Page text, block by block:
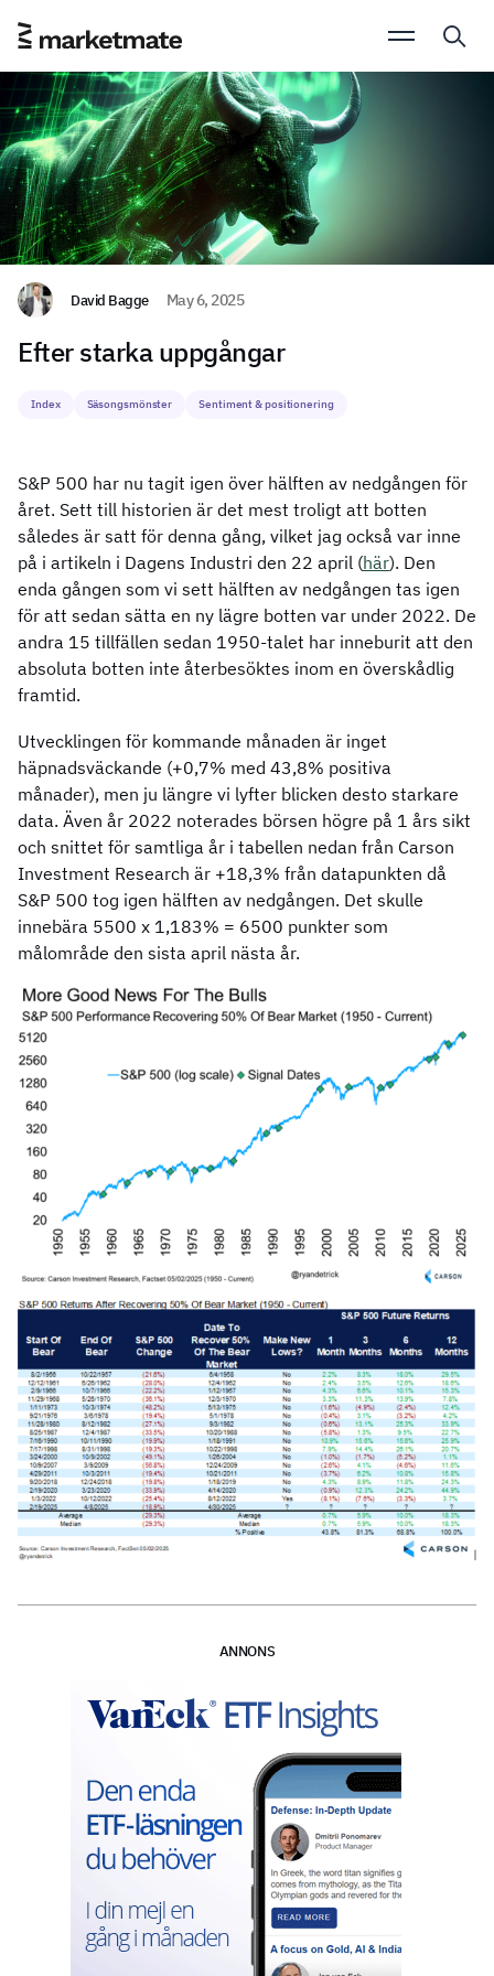
David Bagge May 6, 2025
Efter starka uppgångar
Index Säsongsmönster Sentiment & positionering
S&P 500 har nu tagit igen över hälften av nedgången för
året. Sett till historien är det mest troligt att botten
således är satt för denna gång, vilket jag också var inne
på i artikeln i Dagens Industri den 22 april (här). Den
enda gången som vi sett hälften av nedgången tas igen
för att sedan sätta en ny lägre botten var under 2022. De
andra 15 tillfällen sedan 1950-talet har inneburit att den
absoluta botten inte återbesöktes inom en överskådlig
framtid.
Utvecklingen för kommande månaden är inget
häpnadsväckande (+0,7% med 43,8% positiva
månader), men ju längre vi lyfter blicken desto starkare
data. Även år 2022 noterades börsen högre på 1 års sikt
och snittet för samtliga år i tabellen nedan från Carson
Investment Research är +18,3% från datapunkten då
S&P 500 tog igen hälften av nedgången. Det skulle
innebära 5500 x 1,183% = 6500 punkter som
målområde den sista april nästa år.
ANNONS